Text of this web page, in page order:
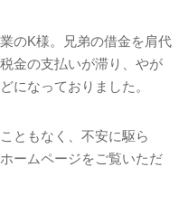
のK様。兄弟の借金を肩代
金の支払いが滞り、やが
になっておりました。
ともなく、不安に駆ら
ームページをご覧いただ